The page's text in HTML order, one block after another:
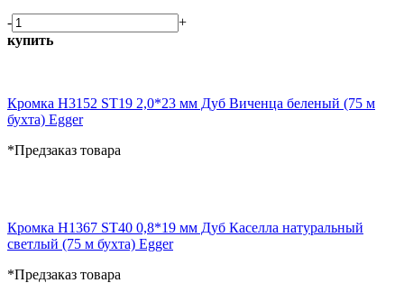
-
+
купить
Кромка H3152 ST19 2,0*23 мм Дуб Виченца беленый (75 м
бухта) Egger
*Предзаказ товара
Кромка H1367 ST40 0,8*19 мм Дуб Каселла натуральный
светлый (75 м бухта) Egger
*Предзаказ товара